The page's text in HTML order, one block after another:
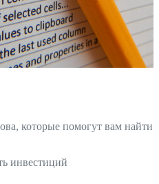
которые помогут вам найти
инвестиций